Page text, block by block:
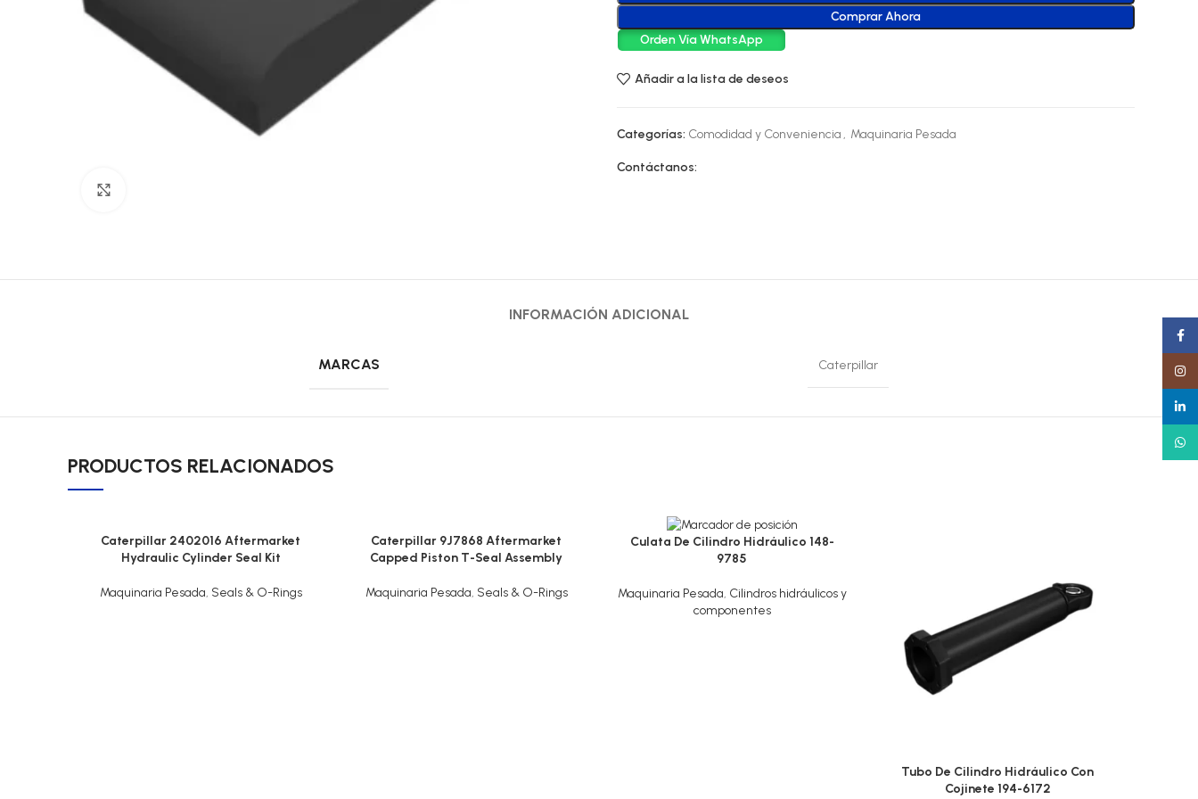
Comprar Ahora
Orden Vía WhatsApp
Añadir a la lista de deseos
Categorías: Comodidad y Conveniencia , Maquinaria Pesada
Contáctanos:
INFORMACIÓN ADICIONAL
MARCAS Caterpillar
PRODUCTOS RELACIONADOS
Caterpillar 2402016 Aftermarket
Hydraulic Cylinder Seal Kit
Maquinaria Pesada, Seals & O-Rings
Caterpillar 9J7868 Aftermarket
Capped Piston T-Seal Assembly
Maquinaria Pesada, Seals & O-Rings
Culata De Cilindro Hidráulico 148-
9785
Maquinaria Pesada, Cilindros hidráulicos y
componentes
Tubo De Cilindro Hidráulico Con
Cojinete 194-6172